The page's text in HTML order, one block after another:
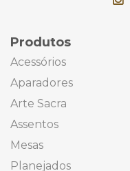
Produtos
Acessórios
Aparadores
Arte Sacra
Assentos
Mesas
Planejados